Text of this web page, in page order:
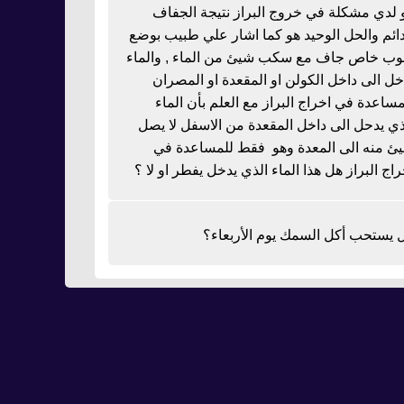
لدي مشكلة في خروج البراز نتيجة الجفاف
والحل الوحيد هو كما اشار علي طبيب بوضع
خاص جاف مع سكب شيئ من الماء , والماء
الى داخل الكولن او المقعدة او المصران
في اخراج البراز مع العلم بأن الماء
يدحل الى داخل المقعدة من الاسفل لا يصل
منه الى المعدة وهو فقط للمساعدة في
البراز هل هذا الماء الذي يدخل يفطر او لا ؟
يستحب أكل السمك يوم الأربعاء؟